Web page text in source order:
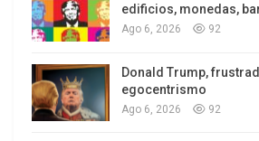
Los latinos le van dando la espalda a
edificios, monedas,
Ago 6, 2026 92
Donald Trump,
egocentrismo
Ago 6, 2026 92